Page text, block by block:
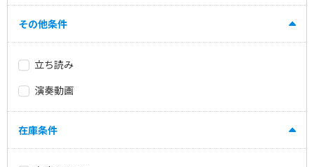
その他条件
立ち読み
演奏動画
在庫条件